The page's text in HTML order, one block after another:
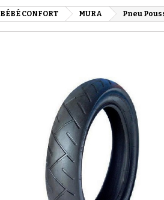
BÉBÉ CONFORT MURA Pneu